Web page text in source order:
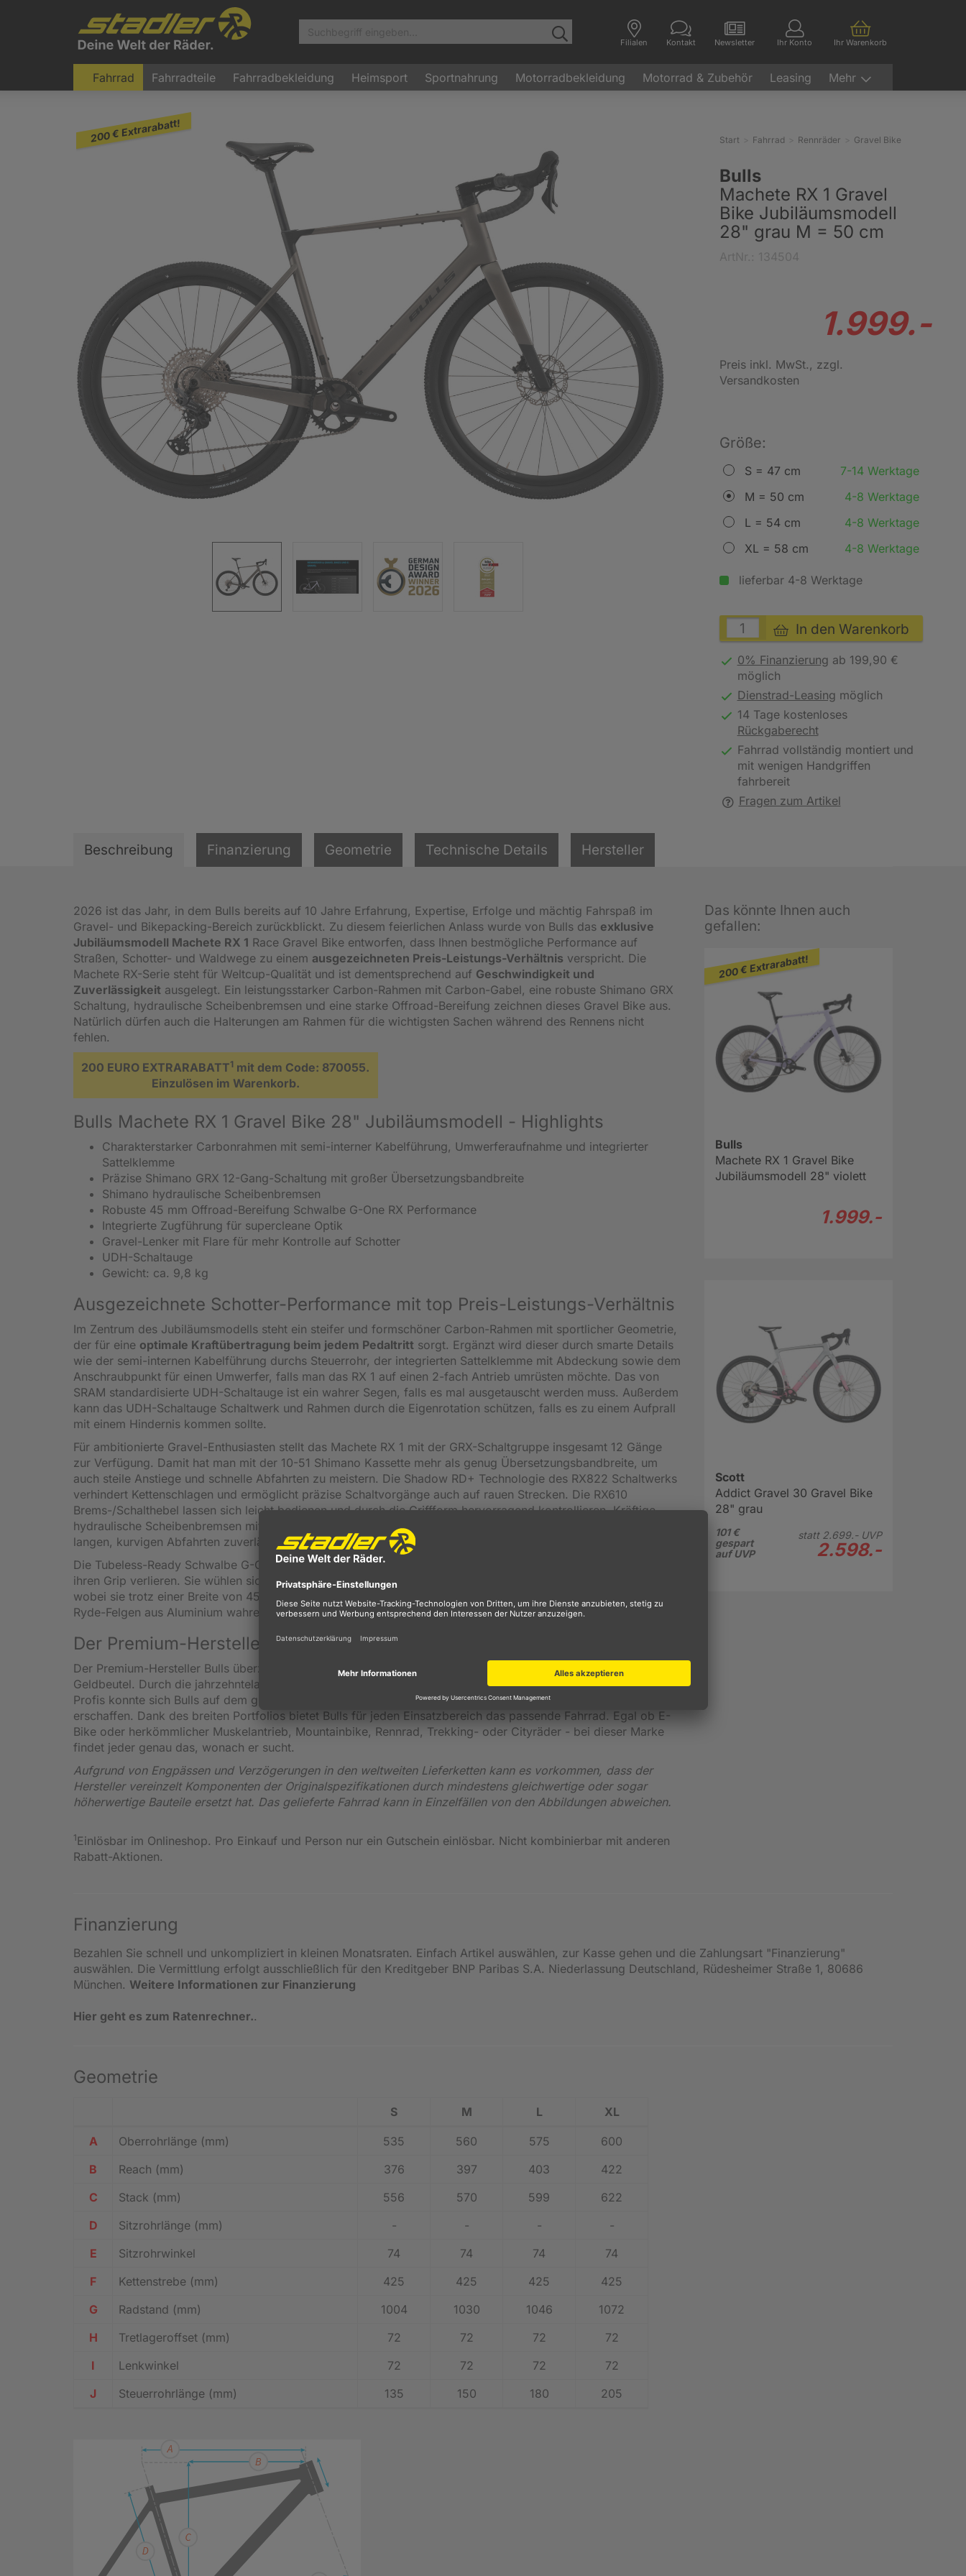
Filialen Kontakt Newsletter Ihr Konto Ihr Warenkorb
Fahrrad Fahrradteile Fahrradbekleidung Heimsport Sportnahrung Motorradbekleidung Motorrad & Zubehör Leasing Mehr
200 € Extrarabatt! Start Fahrrad Rennräder Gravel Bike
Bulls
Machete RX 1 Gravel
Bike Jubiläumsmodell
28" grau M = 50 cm
1.999.-
Preis inkl. MwSt., zzgl.
Versandkosten
Größe:
S = 47 cm
7-14 Werktage
M = 50 cm
4-8 Werktage
L = 54 cm
4-8 Werktage
XL = 58 cm
4-8 Werktage
lieferbar 4-8 Werktage
In den Warenkorb
0% Finanzierung ab 199,90 €
möglich
Dienstrad-Leasing möglich
14 Tage kostenloses
Rückgaberecht
Fahrrad vollständig montiert und
mit wenigen Handgriffen
fahrbereit
Fragen zum Artikel
Beschreibung Finanzierung Geometrie Technische Details Hersteller
2026 ist das Jahr, in dem Bulls bereits auf 10 Jahre Erfahrung, Expertise, Erfolge und mächtig Fahrspaß im
Gravel- und Bikepacking-Bereich zurückblickt. Zu diesem feierlichen Anlass wurde von Bulls das exklusive
Jubiläumsmodell Machete RX 1 Race Gravel Bike entworfen, dass Ihnen bestmögliche Performance auf
Straßen, Schotter- und Waldwege zu einem ausgezeichneten Preis-Leistungs-Verhältnis verspricht. Die
Machete RX-Serie steht für Weltcup-Qualität und ist dementsprechend auf Geschwindigkeit und
Zuverlässigkeit ausgelegt. Ein leistungsstarker Carbon-Rahmen mit Carbon-Gabel, eine robuste Shimano GRX
Schaltung, hydraulische Scheibenbremsen und eine starke Offroad-Bereifung zeichnen dieses Gravel Bike aus.
Natürlich dürfen auch die Halterungen am Rahmen für die wichtigsten Sachen während des Rennens nicht
fehlen.
200 EURO EXTRARABATT1 mit dem Code: 870055.
Einzulösen im Warenkorb.
Bulls Machete RX 1 Gravel Bike 28" Jubiläumsmodell - Highlights
Charakterstarker Carbonrahmen mit semi-interner Kabelführung, Umwerferaufnahme und integrierter
Sattelklemme
Präzise Shimano GRX 12-Gang-Schaltung mit großer Übersetzungsbandbreite
Shimano hydraulische Scheibenbremsen
Robuste 45 mm Offroad-Bereifung Schwalbe G-One RX Performance
Integrierte Zugführung für supercleane Optik
Gravel-Lenker mit Flare für mehr Kontrolle auf Schotter
UDH-Schaltauge
Gewicht: ca. 9,8 kg
Ausgezeichnete Schotter-Performance mit top Preis-Leistungs-Verhältnis
Im Zentrum des Jubiläumsmodells steht ein steifer und formschöner Carbon-Rahmen mit sportlicher Geometrie,
der für eine optimale Kraftübertragung beim jedem Pedaltritt sorgt. Ergänzt wird dieser durch smarte Details
wie der semi-internen Kabelführung durchs Steuerrohr, der integrierten Sattelklemme mit Abdeckung sowie dem
Anschraubpunkt für einen Umwerfer, falls man das RX 1 auf einen 2-fach Antrieb umrüsten möchte. Das von
SRAM standardisierte UDH-Schaltauge ist ein wahrer Segen, falls es mal ausgetauscht werden muss. Außerdem
kann das UDH-Schaltauge Schaltwerk und Rahmen durch die Eigenrotation schützen, falls es zu einem Aufprall
mit einem Hindernis kommen sollte.
Für ambitionierte Gravel-Enthusiasten stellt das Machete RX 1 mit der GRX-Schaltgruppe insgesamt 12 Gänge
zur Verfügung. Damit hat man mit der 10-51 Shimano Kassette mehr als genug Übersetzungsbandbreite, um
auch steile Anstiege und schnelle Abfahrten zu meistern. Die Shadow RD+ Technologie des RX822 Schaltwerks
verhindert Kettenschlagen und ermöglicht präzise Schaltvorgänge auch auf rauen Strecken. Die RX610
Brems-/Schalthebel lassen sich leicht bedienen und durch die Griffform hervorragend kontrollieren. Kräftige
hydraulische Scheibenbremsen mit 160 mm Centerlock Bremsscheiben verzögern das Gravel Bike auch bei
langen, kurvigen Abfahrten zuverlässig.
Die Tubeless-Ready Schwalbe G-One RX Reifen fühlen sich dort am wohlsten, wo die meisten Pneus bereits
ihren Grip verlieren. Sie wühlen sich spielerisch durch Schlamm, Kies und allerlei Widrigkeiten auf der Strecke,
wobei sie trotz einer Breite von 45 Millimetern nie das Tempo und den Esprit eines Rennradreifens verlieren. Die
Ryde-Felgen aus Aluminium wahren eine optimale Balance aus Robustheit, Aerodynamik und agilem Handling.
Der Premium-Hersteller Bulls
Der Premium-Hersteller Bulls überzeugt seine Kunden bereits seit 1995 mit hochqualitativen Produkten für jeden
Geldbeutel. Durch die jahrzehntelange Entwicklung von Premium Bikes für Einsteiger, Fortgeschrittene und
Profis konnte sich Bulls auf dem globalen Fahrradmarkt durchsetzen und mehrere, weltweit bekannte Bestseller
erschaffen. Dank des breiten Portfolios bietet Bulls für jeden Einsatzbereich das passende Fahrrad. Egal ob E-
Bike oder herkömmlicher Muskelantrieb, Mountainbike, Rennrad, Trekking- oder Cityräder - bei dieser Marke
findet jeder genau das, wonach er sucht.
Aufgrund von Engpässen und Verzögerungen in den weltweiten Lieferketten kann es vorkommen, dass der
Hersteller vereinzelt Komponenten der Originalspezifikationen durch mindestens gleichwertige oder sogar
höherwertige Bauteile ersetzt hat. Das gelieferte Fahrrad kann in Einzelfällen von den Abbildungen abweichen.
1Einlösbar im Onlineshop. Pro Einkauf und Person nur ein Gutschein einlösbar. Nicht kombinierbar mit anderen
Rabatt-Aktionen.
Das könnte Ihnen auch
gefallen:
200 € Extrarabatt!
Bulls
Machete RX 1 Gravel Bike
Jubiläumsmodell 28" violett
1.999.-
Scott
Addict Gravel 30 Gravel Bike
28" grau
101 €
gespart
auf UVP
statt 2.699.-UVP
2.598.-
Finanzierung
Bezahlen Sie schnell und unkompliziert in kleinen Monatsraten. Einfach Artikel auswählen, zur Kasse gehen und die Zahlungsart "Finanzierung"
auswählen. Die Vermittlung erfolgt ausschließlich für den Kreditgeber BNP Paribas S.A. Niederlassung Deutschland, Rüdesheimer Straße 1, 80686
München. Weitere Informationen zur Finanzierung
Hier geht es zum Ratenrechner..
Geometrie
S M L XL
A Oberrohrlänge (mm) 535 560 575
600
B
Reach (mm) 376 397 403
422
C
Stack (mm) 556 570 599
622
D
Sitzrohrlänge (mm) - - -
-
E
Sitzrohrwinkel 74 74 74
74
F
Kettenstrebe (mm) 425 425 425
425
G
Radstand (mm) 1004 1030 1046
1072
H
Tretlageroffset (mm) 72 72 72
72
I
Lenkwinkel 72 72 72
72
J
Steuerrohrlänge (mm) 135 150 180 205